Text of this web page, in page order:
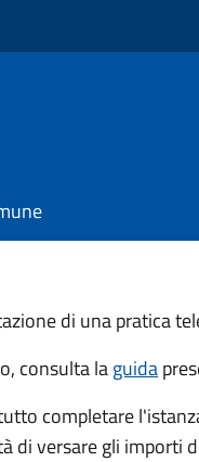
di una pratica
consulta laguida
completare
di versare gli importi